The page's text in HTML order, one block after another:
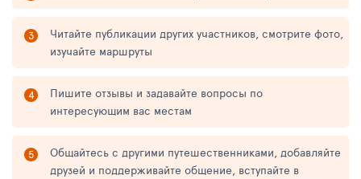
Читайте публикации других участников, смотрите фото,
изучайте маршруты
Пишите отзывы и задавайте вопросы по
интересующим вас местам
Общайтесь с другими путешественниками, добавляйте
друзей и поддерживайте общение, вступайте в